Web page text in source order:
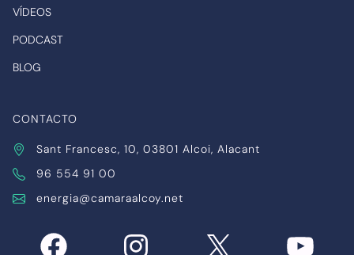
VÍDEOS
PODCAST
BLOG
CONTACTO
Sant Francesc, 10, 03801 Alcoi, Alacant
96 554 91 00
energia@camaraalcoy.net
Facebook Instagram X